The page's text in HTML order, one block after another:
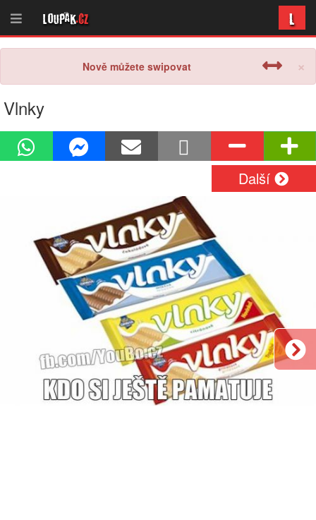
Loupak.cz L
×
Nově můžete swipovat
Vlnky
Další